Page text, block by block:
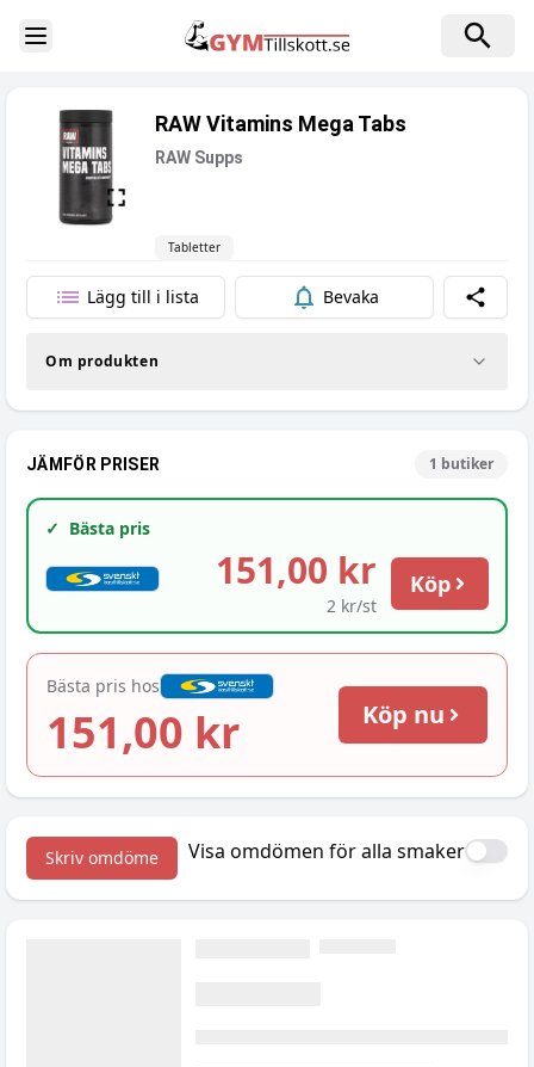
Toggle Sidebar
RAW Vitamins Mega Tabs
RAW Supps
Tabletter
Lägg till i lista Bevaka Dela
Om produkten
JÄMFÖR PRISER 1 butiker
✓ Bästa pris
151,00 kr
2 kr/st
Köp
Bästa pris hos
151,00 kr Köp nu
Skriv omdöme Visa omdömen för alla smaker